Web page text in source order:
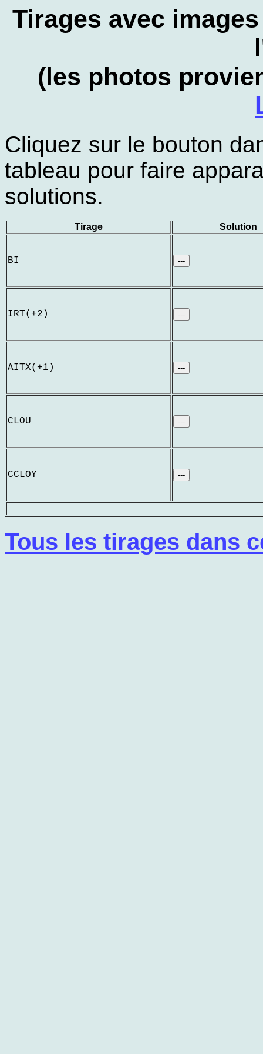
Tirages avec
(les photos
Cliquez sur le bouton
tableau pour faire
solutions.
Tirage Solution
BI ---
IRT(+2) ---
AITX(+1) ---
CLOU ---
CCLOY ---
Tous les tirages dans